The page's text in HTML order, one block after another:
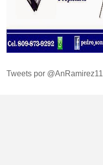
Tweets por @AnRamirez11